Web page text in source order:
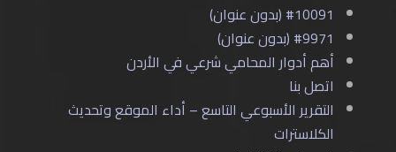
#10091 (بدون عنوان)
#9971 (بدون عنوان)
أهم أدوار المحامي شرعي في الأردن
اتصل بنا
التقرير الأسبوعي التاسع – أداء الموقع وتحديث
الكلاسترات